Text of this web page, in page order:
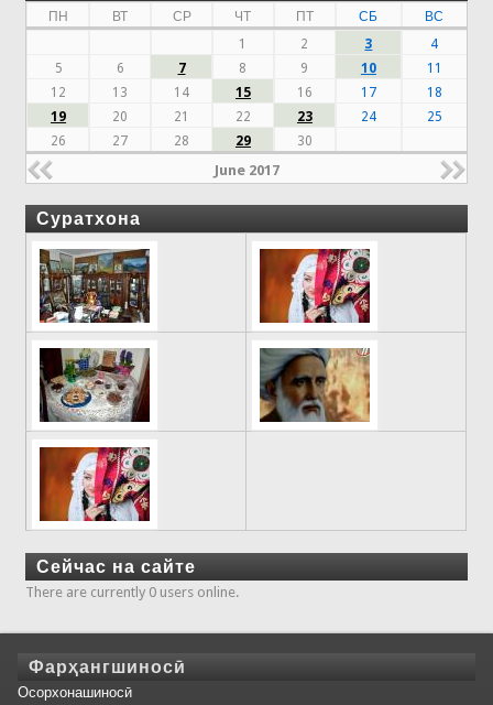
ПН ВТ СР ЧТ ПТ СБ
ВС
1
2 3
4
5
6 7 8 9 10
11
12
13 14 15 16 17
18
19
20 21 22 23 24
25
26
27 28 29 30
June 2017
Суратхона
Сейчас на сайте
There are currently 0 users online.
Фарҳангшиносӣ
Осорхонашиносӣ